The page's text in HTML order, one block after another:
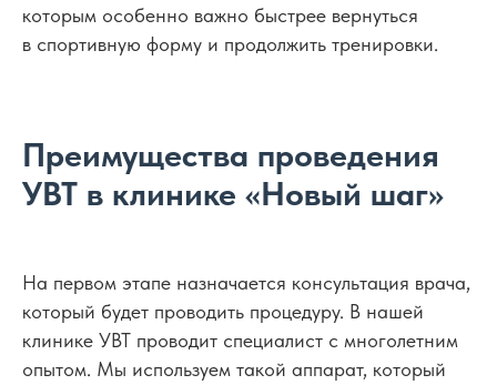
которым особенно важно быстрее вернуться
в спортивную форму и продолжить тренировки.
Преимущества проведения
УВТ в клинике «Новый шаг»
На первом этапе назначается консультация врача,
который будет проводить процедуру. В нашей
клинике УВТ проводит специалист с многолетним
опытом. Мы используем такой аппарат, который